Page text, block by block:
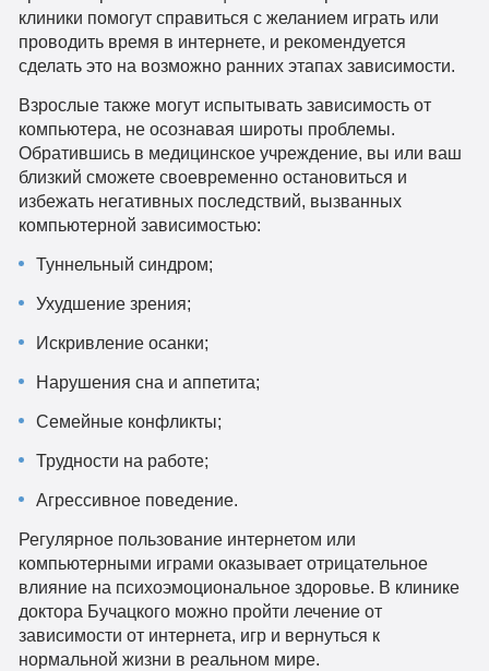
клиники помогут справиться с желанием играть или
проводить время в интернете, и рекомендуется
сделать это на возможно ранних этапах зависимости.
Взрослые также могут испытывать зависимость от
компьютера, не осознавая широты проблемы.
Обратившись в медицинское учреждение, вы или ваш
близкий сможете своевременно остановиться и
избежать негативных последствий, вызванных
компьютерной зависимостью:
Туннельный синдром;
Ухудшение зрения;
Искривление осанки;
Нарушения сна и аппетита;
Семейные конфликты;
Трудности на работе;
Агрессивное поведение.
Регулярное пользование интернетом или
компьютерными играми оказывает отрицательное
влияние на психоэмоциональное здоровье. В клинике
доктора Бучацкого можно пройти лечение от
зависимости от интернета, игр и вернуться к
нормальной жизни в реальном мире.